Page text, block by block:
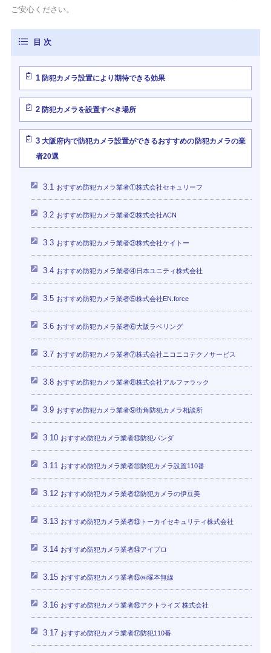
ご安心ください。
1防犯カメラ設置により期待できる効果
2防犯カメラを設置すべき場所
3大阪府内で防犯カメラ設置ができるおすすめの防犯カメラの業
者20選
3.1 おすすめ防犯カメラ業者①株式会社セキュリーフ
3.2 おすすめ防犯カメラ業者②株式会社ACN
3.3 おすすめ防犯カメラ業者③株式会社ケイトー
3.4 おすすめ防犯カメラ業者④日本ユニティ株式会社
3.5 おすすめ防犯カメラ業者⑤株式会社EN.force
3.6 おすすめ防犯カメラ業者⑥大阪ラベリング
3.7 おすすめ防犯カメラ業者⑦株式会社ニコニコテクノサービス
3.8 おすすめ防犯カメラ業者⑧株式会社アルファラック
3.9 おすすめ防犯カメラ業者⑨街角防犯カメラ相談所
3.10 おすすめ防犯カメラ業者⑩防犯パンダ
3.11 おすすめ防犯カメラ業者⑪防犯カメラ設置110番
3.12 おすすめ防犯カメラ業者⑫防犯カメラの伊豆美
3.13 おすすめ防犯カメラ業者⑬トーカイセキュリティ株式会社
3.14 おすすめ防犯カメラ業者⑭アイプロ
3.15 おすすめ防犯カメラ業者⑮㈱塚本無線
3.16 おすすめ防犯カメラ業者⑯アクトライズ 株式会社
3.17 おすすめ防犯カメラ業者⑰防犯110番